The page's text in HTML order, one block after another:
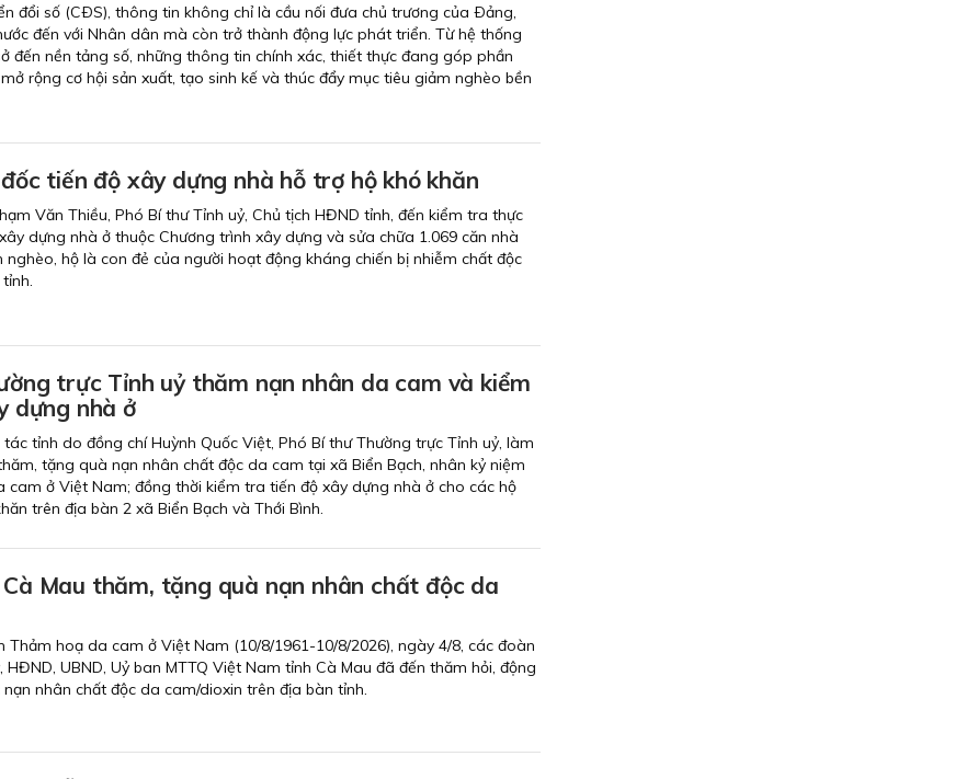
đổi số (CÐS), thông tin không chỉ là cầu nối đưa chủ trương của Ðảng,
đến với Nhân dân mà còn trở thành động lực phát triển. Từ hệ thống
đến nền tảng số, những thông tin chính xác, thiết thực đang góp phần
rộng cơ hội sản xuất, tạo sinh kế và thúc đẩy mục tiêu giảm nghèo bền
tiến độ xây dựng nhà hỗ trợ hộ khó khăn
Văn Thiều, Phó Bí thư Tỉnh uỷ, Chủ tịch HĐND tỉnh, đến kiểm tra thực
dựng nhà ở thuộc Chương trình xây dựng và sửa chữa 1.069 căn nhà
nghèo, hộ là con đẻ của người hoạt động kháng chiến bị nhiễm chất độc
trực Tỉnh uỷ thăm nạn nhân da cam và kiểm
dựng nhà ở
tỉnh do đồng chí Huỳnh Quốc Việt, Phó Bí thư Thường trực Tỉnh uỷ, làm
tặng quà nạn nhân chất độc da cam tại xã Biển Bạch, nhân kỷ niệm
cam ở Việt Nam; đồng thời kiểm tra tiến độ xây dựng nhà ở cho các hộ
trên địa bàn 2 xã Biển Bạch và Thới Bình.
Mau thăm, tặng quà nạn nhân chất độc da
Thảm hoạ da cam ở Việt Nam (10/8/1961-10/8/2026), ngày 4/8, các đoàn
UBND, Uỷ ban MTTQ Việt Nam tỉnh Cà Mau đã đến thăm hỏi, động
nhân chất độc da cam/dioxin trên địa bàn tỉnh.